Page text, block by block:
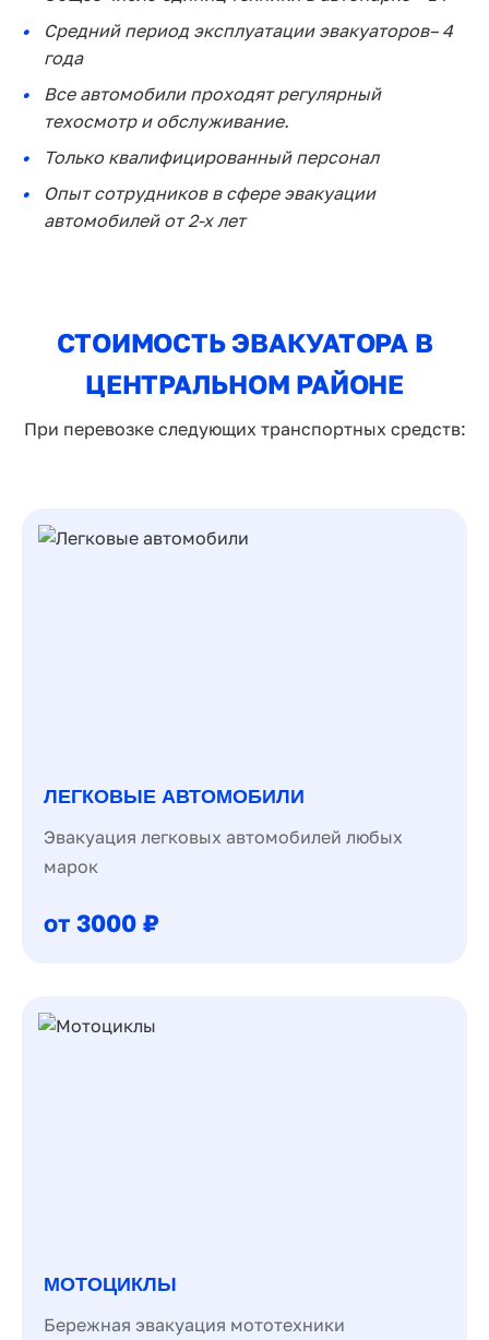
Средний период эксплуатации эвакуаторов– 4
года
Все автомобили проходят регулярный
техосмотр и обслуживание.
Только квалифицированный персонал
Опыт сотрудников в сфере эвакуации
автомобилей от 2-х лет
СТОИМОСТЬ ЭВАКУАТОРА В
ЦЕНТРАЛЬНОМ РАЙОНЕ
При перевозке следующих транспортных средств:
ЛЕГКОВЫЕ АВТОМОБИЛИ
Эвакуация легковых автомобилей любых
марок
от 3000 ₽
МОТОЦИКЛЫ
Бережная эвакуация мототехники